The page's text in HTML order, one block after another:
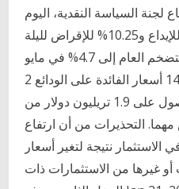
اجتماع لجنة السياسة النقدية، اليوم
الخميس الإبقاء على أسعار الفائدة على الجنيه ، عند مستوياتها الحالية 9.25% للإيداع و10.25% للإقراض لليلة
إلى 4.7% في مايو
طباعة الصفحة الحالية. أسعار الفائدة على الودائع : 14/03/2017 أسعار الفائدة على الودائع 2 days ago ·
وصل الرئيس الأمريكي الجديد جو بايدن إلى البيت الأبيض بخطط رائعة للحصول على 1.9 تريليون دولار من
التحذيرات من أن ارتفاع
نتيجة لتغير أسعار
أو غيرها من الاستثمارات ذات